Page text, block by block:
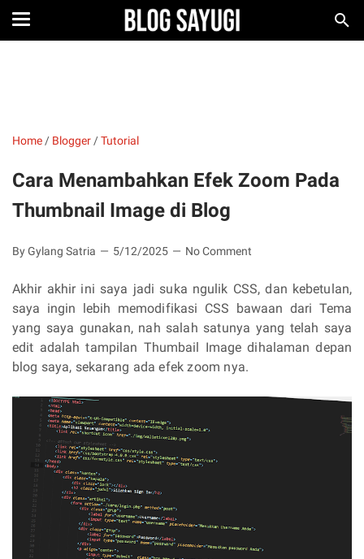
Home / Blogger /Tutorial
Cara Menambahkan Efek Zoom Pada
Thumbnail Image di Blog
By Gylang Satria 5/12/2025 No Comment
Akhir akhir ini saya jadi suka ngulik CSS, dan kebetulan,
saya ingin lebih memodifikasi CSS bawaan dari Tema
yang saya gunakan, nah salah satunya yang telah saya
edit adalah tampilan Thumbail Image dihalaman depan
blog saya, sekarang ada efek zoom nya.